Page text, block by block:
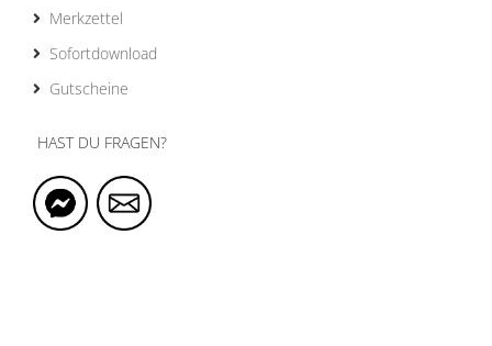
Merkzettel
Sofortdownload
Gutscheine
HAST DU FRAGEN?